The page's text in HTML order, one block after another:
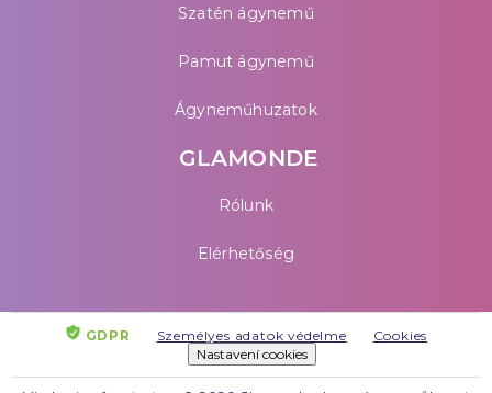
Szatén ágynemű
Pamut ágynemű
Ágyneműhuzatok
GLAMONDE
Rólunk
Elérhetőség
GDPR Személyes adatok védelme
Cookies
Nastavení cookies